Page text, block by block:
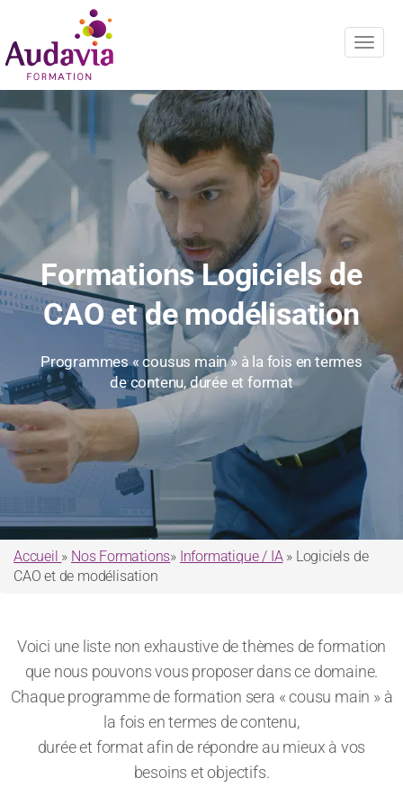
Formations Logiciels de
CAO et de modélisation
Programmes « cousus main » à la fois en termes
de contenu, durée et format
Accueil » Nos Formations» Informatique / IA» Logiciels de
CAO et de modélisation
Voici une liste non exhaustive de thèmes de formation
que nous pouvons vous proposer dans ce domaine.
Chaque programme de formation sera « cousu main » à
la fois en termes de contenu,
durée et format afin de répondre au mieux à vos
besoins et objectifs.